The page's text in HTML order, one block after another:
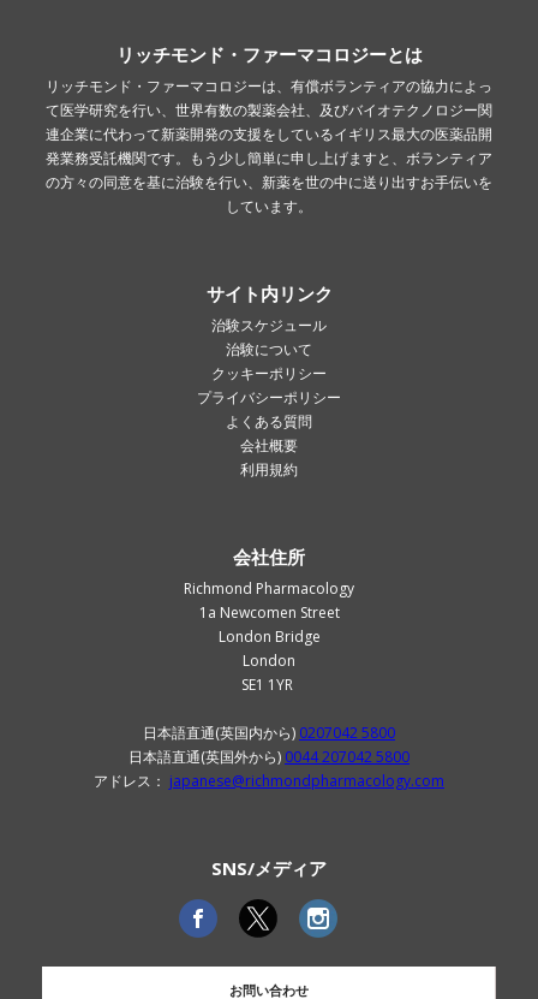
リッチモンド・ファーマコロジーとは
リッチモンド・ファーマコロジーは、有償ボランティアの協力によっ
て医学研究を行い、世界有数の製薬会社、及びバイオテクノロジー関
連企業に代わって新薬開発の支援をしているイギリス最大の医薬品開
発業務受託機関です。もう少し簡単に申し上げますと、ボランティア
の方々の同意を基に治験を行い、新薬を世の中に送り出すお手伝いを
しています。
サイト内リンク
治験スケジュール
治験について
クッキーポリシー
プライバシーポリシー
よくある質問
会社概要
利用規約
会社住所
Richmond Pharmacology
1a Newcomen Street
London Bridge
London
SE1 1YR
日本語直通(英国内から) 0207042 5800
日本語直通(英国外から) 0044 207042 5800
アドレス： japanese@richmondpharmacology.com
SNS/メディア
お問い合わせ